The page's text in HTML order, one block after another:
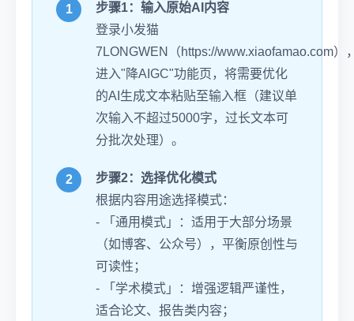
步骤1：输入原始AI内容
登录小发猫
7LONGWEN（https://www.xiaofamao.com）
进入"降AIGC"功能页，将需要优化
的AI生成文本粘贴至输入框（建议单
次输入不超过5000字，过长文本可
分批次处理）。
步骤2：选择优化模式
根据内容用途选择模式：
- 「通用模式」：适用于大部分场景
（如博客、公众号），平衡原创性与
可读性；
- 「学术模式」：增强逻辑严谨性，
适合论文、报告类内容；